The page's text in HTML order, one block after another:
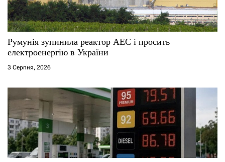
Румунія зупинила реактор АЕС і просить
електроенергію в України
3 Серпня, 2026